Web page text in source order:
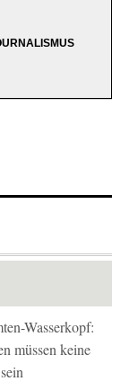
Wasserkopf:
müssen keine